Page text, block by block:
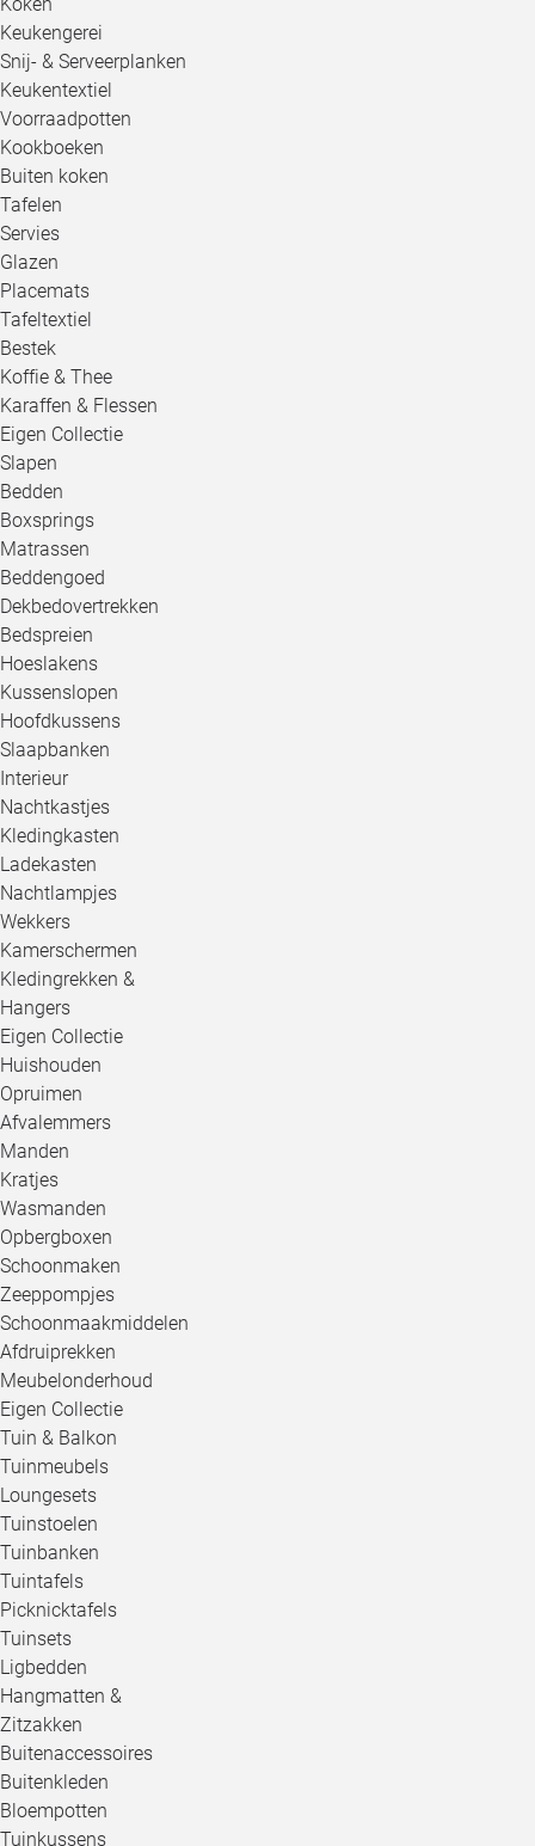
Keukengerei
Snij- & Serveerplanken
Keukentextiel
Voorraadpotten
Kookboeken
Buiten koken
Tafelen
Servies
Glazen
Placemats
Tafeltextiel
Bestek
Koffie & Thee
Karaffen & Flessen
Eigen Collectie
Slapen
Bedden
Boxsprings
Matrassen
Beddengoed
Dekbedovertrekken
Bedspreien
Hoeslakens
Kussenslopen
Hoofdkussens
Slaapbanken
Interieur
Nachtkastjes
Kledingkasten
Ladekasten
Nachtlampjes
Wekkers
Kamerschermen
Kledingrekken &
Hangers
Eigen Collectie
Huishouden
Opruimen
Afvalemmers
Manden
Kratjes
Wasmanden
Opbergboxen
Schoonmaken
Zeeppompjes
Schoonmaakmiddelen
Afdruiprekken
Meubelonderhoud
Eigen Collectie
Tuin & Balkon
Tuinmeubels
Loungesets
Tuinstoelen
Tuinbanken
Tuintafels
Picknicktafels
Tuinsets
Ligbedden
Hangmatten &
Zitzakken
Buitenaccessoires
Buitenkleden
Bloempotten
Tuinkussens